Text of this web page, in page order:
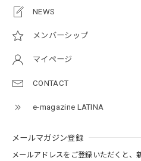
NEWS
メンバーシップ
マイページ
CONTACT
e-magazine LATINA
メールマガジン登録
メールアドレスをご登録いただくと、